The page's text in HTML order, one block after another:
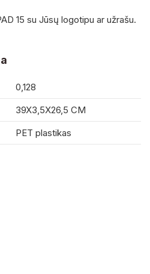
15 su Jūsų logotipu ar užrašu.
0,128
39X3,5X26,5 CM
PET plastikas